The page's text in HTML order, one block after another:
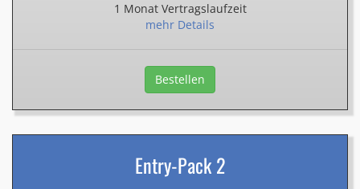
1 Monat Vertragslaufzeit
mehr Details
Bestellen
Entry-Pack 2